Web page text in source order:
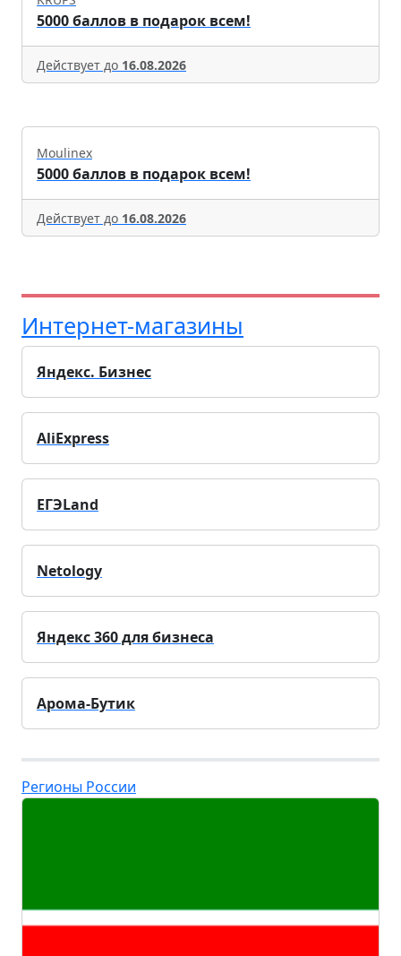
5000 баллов в подарок всем!
Действует до 16.08.2026
Moulinex
5000 баллов в подарок всем!
Действует до 16.08.2026
Интернет-магазины
Яндекс. Бизнес
AliExpress
ЕГЭLand
Netology
Яндекс 360 для бизнеса
Арома-Бутик
Регионы России